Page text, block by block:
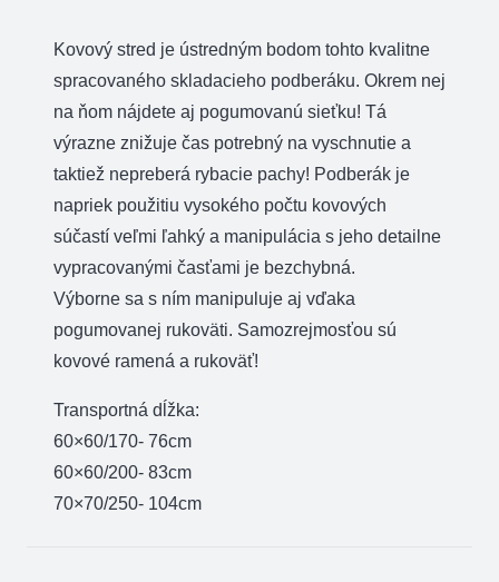
Kovový stred je ústredným bodom tohto kvalitne
spracovaného skladacieho podberáku. Okrem nej
na ňom nájdete aj pogumovanú sieťku! Tá
výrazne znižuje čas potrebný na vyschnutie a
taktiež nepreberá rybacie pachy! Podberák je
napriek použitiu vysokého počtu kovových
súčastí veľmi ľahký a manipulácia s jeho detailne
vypracovanými časťami je bezchybná.
Výborne sa s ním manipuluje aj vďaka
pogumovanej rukoväti. Samozrejmosťou sú
kovové ramená a rukoväť!
Transportná dĺžka:
60×60/170- 76cm
60×60/200- 83cm
70×70/250- 104cm